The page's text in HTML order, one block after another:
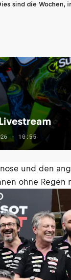
sind die
- 10:55
und den
ohne Regen